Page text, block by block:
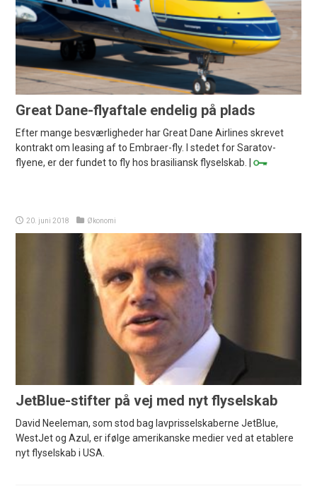
Great Dane-flyaftale endelig på plads
Efter mange besværligheder har Great Dane Airlines skrevet
kontrakt om leasing af to Embraer-fly. I stedet for Saratov-
flyene, er der fundet to fly hos brasiliansk flyselskab. |
20. juni 2018 Økonomi
JetBlue-stifter på vej med nyt flyselskab
David Neeleman, som stod bag lavprisselskaberne JetBlue,
WestJet og Azul, er ifølge amerikanske medier ved at etablere
nyt flyselskab i USA.